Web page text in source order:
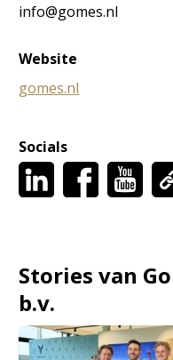
info@gomes.nl
Website
gomes.nl
Socials
Stories van
b.v.